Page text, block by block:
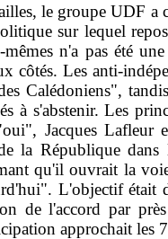
le groupe UDF
sur lequel
n'a pas été
côtés. Les anti-
Calédoniens",
à s'abstenir. Les
Jacques Lafleur
la République
qu'il ouvrait la
L'objectif était
de l'accord par
approchait